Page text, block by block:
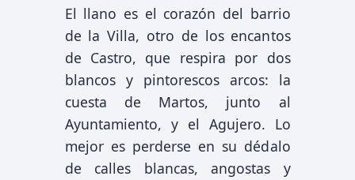
El llano es el corazón del barrio
de la Villa, otro de los encantos
de Castro, que respira por dos
blancos y pintorescos arcos: la
cuesta de Martos, junto al
Ayuntamiento, y el Agujero. Lo
mejor es perderse en su dédalo
de calles blancas, angostas y